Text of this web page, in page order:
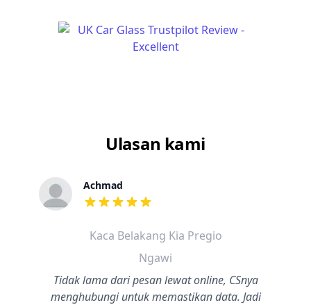
Ulasan kami
Achmad
dari ulasan adalah bintang lima
Kaca Belakang Kia Pregio
Ngawi
Tidak lama dari pesan lewat online, CSnya
menghubungi untuk memastikan data. Jadi